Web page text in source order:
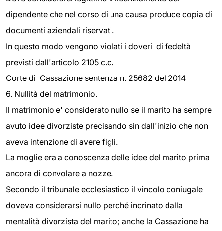
dipendente che nel corso di una causa produce copia di
documenti aziendali riservati.
In questo modo vengono violati i doveri di fedeltà
previsti dall'articolo 2105 c.c.
Corte di Cassazione sentenza n. 25682 del 2014
6. Nullità del matrimonio.
Il matrimonio e' considerato nullo se il marito ha sempre
avuto idee divorziste precisando sin dall'inizio che non
aveva intenzione di avere figli.
La moglie era a conoscenza delle idee del marito prima
ancora di convolare a nozze.
Secondo il tribunale ecclesiastico il vincolo coniugale
doveva considerarsi nullo perché incrinato dalla
mentalità divorzista del marito; anche la Cassazione ha